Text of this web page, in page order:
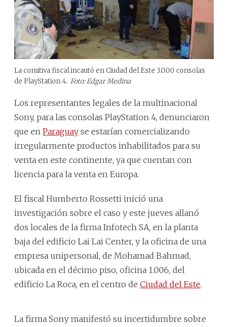
La comitiva fiscal incautó en Ciudad del Este 3.000 consolas
de PlayStation 4. Foto: Edgar Medina
Los representantes legales de la multinacional
Sony, para las consolas PlayStation 4, denunciaron
que en Paraguay se estarían comercializando
irregularmente productos inhabilitados para su
venta en este continente, ya que cuentan con
licencia para la venta en Europa.
El fiscal Humberto Rossetti inició una
investigación sobre el caso y este jueves allanó
dos locales de la firma Infotech SA, en la planta
baja del edificio Lai Lai Center, y la oficina de una
empresa unipersonal, de Mohamad Bahmad,
ubicada en el décimo piso, oficina 1.006, del
edificio La Roca, en el centro de Ciudad del Este.
La firma Sony manifestó su incertidumbre sobre